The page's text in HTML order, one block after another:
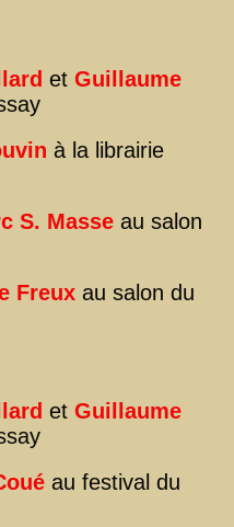
et Guillaume
à la librairie
S. Masse au salon
Freux au salon du
et Guillaume
au festival du